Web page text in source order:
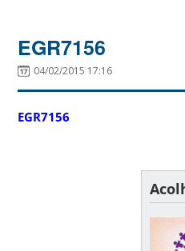
EGR7156
04/02/2015 17:16
EGR7156